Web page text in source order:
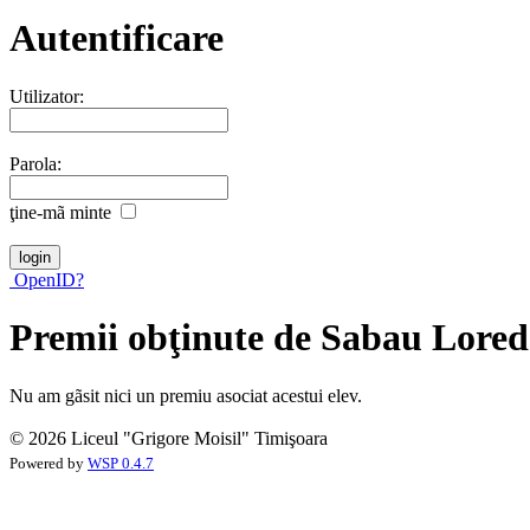
Autentificare
Utilizator:
Parola:
ţine-mã minte
OpenID?
Premii obţinute de Sabau
Nu am gãsit nici un premiu asociat acestui elev.
© 2026 Liceul "Grigore Moisil" Timişoara
Powered by WSP 0.4.7